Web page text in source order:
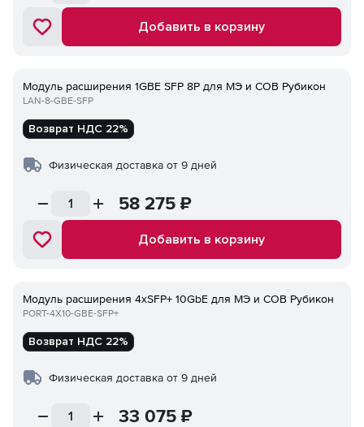
Добавить в корзину
Модуль расширения 1GBE SFP 8P для МЭ и СОВ Рубикон
LAN-8-GBE-SFP
Возврат НДС 22%
Физическая доставка от 9 дней
58 275 ₽
Добавить в корзину
Модуль расширения 4xSFP+ 10GbE для МЭ и СОВ Рубикон
PORT-4Х10-GBE-SFP+
Возврат НДС 22%
Физическая доставка от 9 дней
33 075 ₽